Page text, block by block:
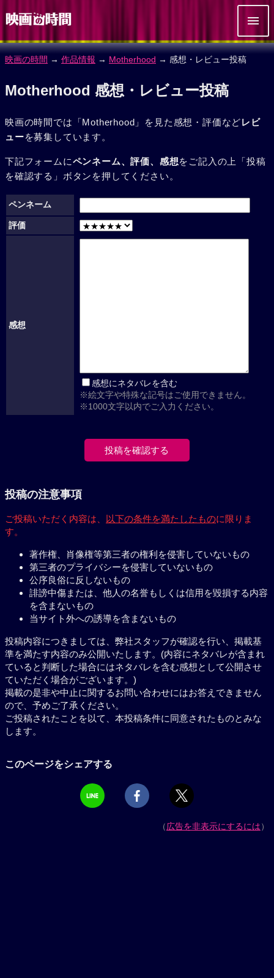
映画の時間 → 作品情報 → Motherhood → 感想・レビュー投稿
Motherhood 感想・レビュー投稿
映画の時間では「Motherhood」を見た感想・評価などレビ
ューを募集しています。
下記フォームにペンネーム、評価、感想をご記入の上「投稿
を確認する」ボタンを押してください。
ペンネーム
評価
感想
感想にネタバレを含む
※絵文字や特殊な記号はご使用できません。
※1000文字以内でご入力ください。
投稿の注意事項
ご投稿いただく内容は、 以下の条件を満たしたものに限りま
す。
著作権、肖像権等第三者の権利を侵害していないもの
第三者のプライバシーを侵害していないもの
公序良俗に反しないもの
誹謗中傷または、他人の名誉もしくは信用を毀損する内容
を含まないもの
当サイト外への誘導を含まないもの
投稿内容につきましては、弊社スタッフが確認を行い、掲載基
準を満たす内容のみ公開いたします。(内容にネタバレが含まれ
ていると判断した場合にはネタバレを含む感想として公開させ
ていただく場合がございます。)
掲載の是非や中止に関するお問い合わせにはお答えできません
ので、予めご了承ください。
ご投稿されたことを以て、本投稿条件に同意されたものとみな
します。
このページをシェアする
（広告を非表示にするには）